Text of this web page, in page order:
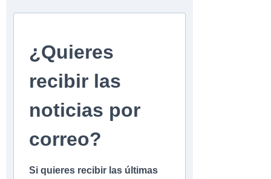
¿Quieres
recibir las
noticias por
correo?
Si quieres recibir las últimas